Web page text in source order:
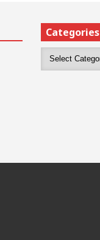
Categories